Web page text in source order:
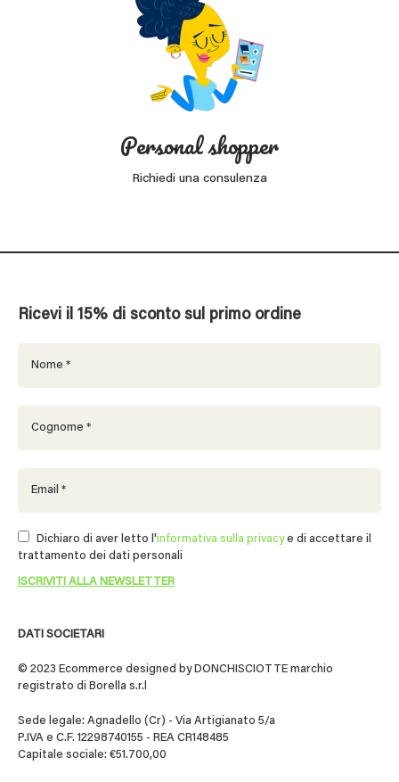
Personal shopper
Richiedi una consulenza
DATI SOCIETARI
© 2023 Ecommerce designed by DONCHISCIOTTE marchio
registrato di Borella s.r.l
Sede legale: Agnadello (Cr) - Via Artigianato 5/a
P.IVA e C.F. 12298740155 - REA CR148485
Capitale sociale: €51.700,00
Ricevi il 15% di sconto sul primo ordine
Dichiaro di aver letto l'informativa sulla privacye di accettare il
trattamento dei dati personali